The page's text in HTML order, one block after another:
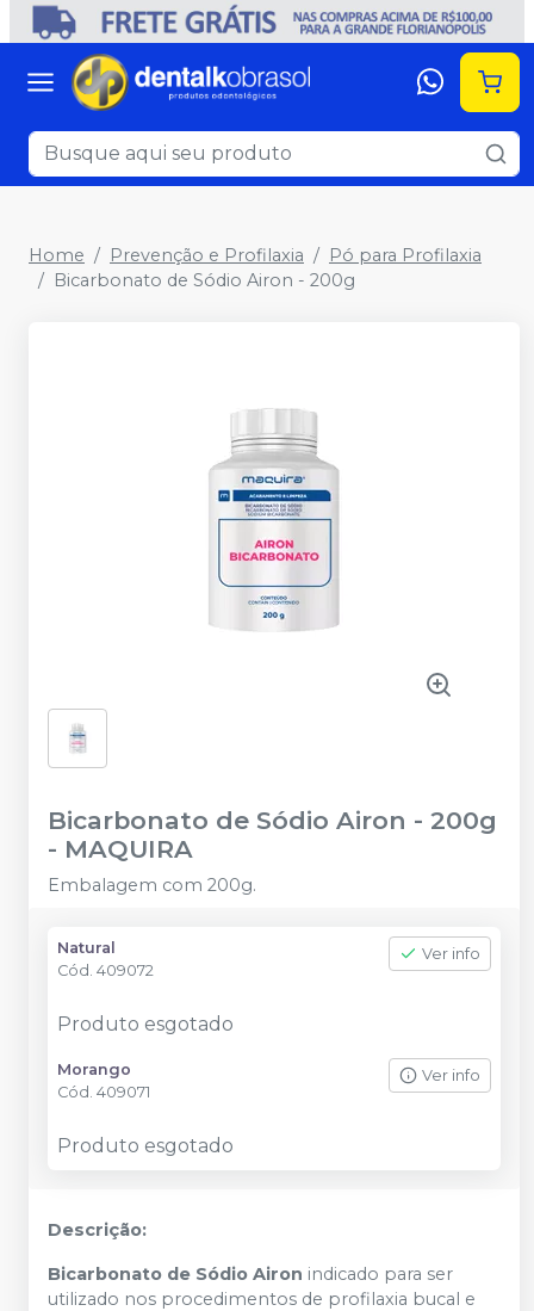
Home Prevenção e Profilaxia
Pó para Profilaxia
Bicarbonato de Sódio Airon - 200g
Bicarbonato de Sódio Airon - 200g
- MAQUIRA
Embalagem com 200g.
Natural
Cód. 409072
Ver info
Produto esgotado
Morango
Cód. 409071
Ver info
Produto esgotado
Descrição:
Bicarbonato de Sódio Airon indicado para ser
utilizado nos procedimentos de profilaxia bucal e